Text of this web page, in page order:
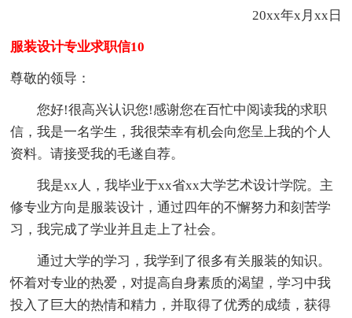
20xx年x月xx日
服装设计专业求职信10
尊敬的领导：
您好!很高兴认识您!感谢您在百忙中阅读我的求职
信，我是一名学生，我很荣幸有机会向您呈上我的个人
资料。请接受我的毛遂自荐。
我是xx人，我毕业于xx省xx大学艺术设计学院。主
修专业方向是服装设计，通过四年的不懈努力和刻苦学
习，我完成了学业并且走上了社会。
通过大学的学习，我学到了很多有关服装的知识。
怀着对专业的热爱，对提高自身素质的渴望，学习中我
投入了巨大的热情和精力，并取得了优秀的成绩，获得